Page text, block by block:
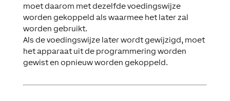
moet daarom met dezelfde voedingswijze
worden gekoppeld als waarmee het later zal
worden gebruikt.
Als de voedingswijze later wordt gewijzigd, moet
het apparaat uit de programmering worden
gewist en opnieuw worden gekoppeld.